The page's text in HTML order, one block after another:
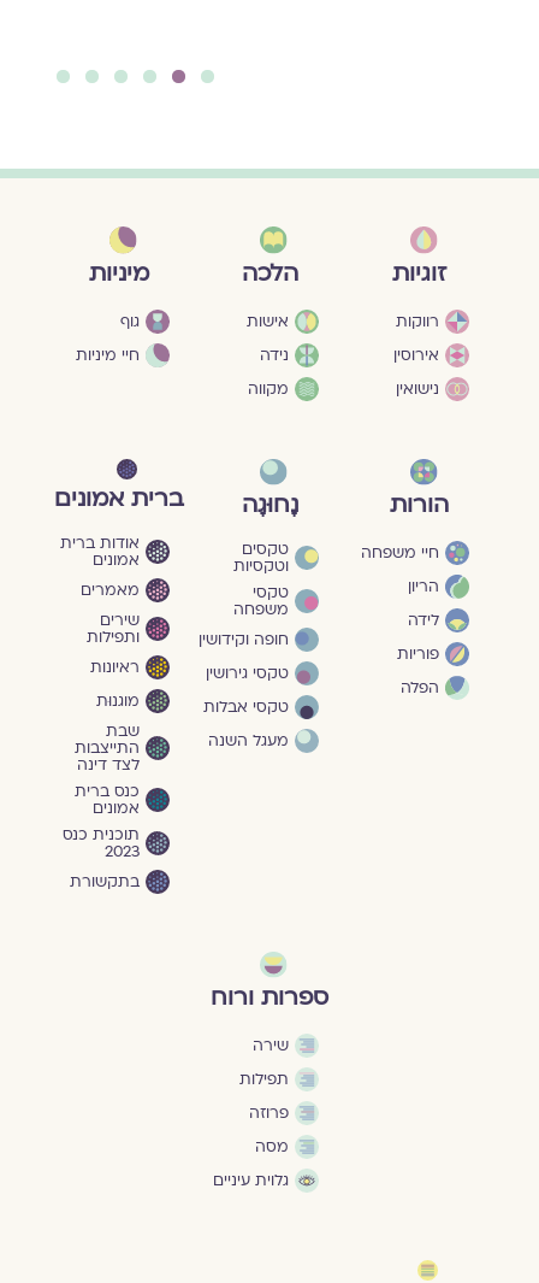
זוגיות
רווקות
אירוסין
נישואין
הלכה
אישות
נידה
מקווה
מיניות
גוף
חיי מיניות
הורות
חיי משפחה
הריון
לידה
פוריות
הפלה
נָחוּגָה
טקסים
וטקסיות
טקסי
משפחה
חופה וקידושין
טקסי גירושין
טקסי אבלות
מעגל השנה
ברית אמונים
אודות ברית
אמונים
מאמרים
שירים
ותפילות
ראיונות
מוגנוּת
שבת
התייצבות
לצד דינה
כנס ברית
אמונים
תוכנית כנס
2023
בתקשורת
ספרות ורוח
שירה
תפילות
פרוזה
מסה
גלוית עיניים